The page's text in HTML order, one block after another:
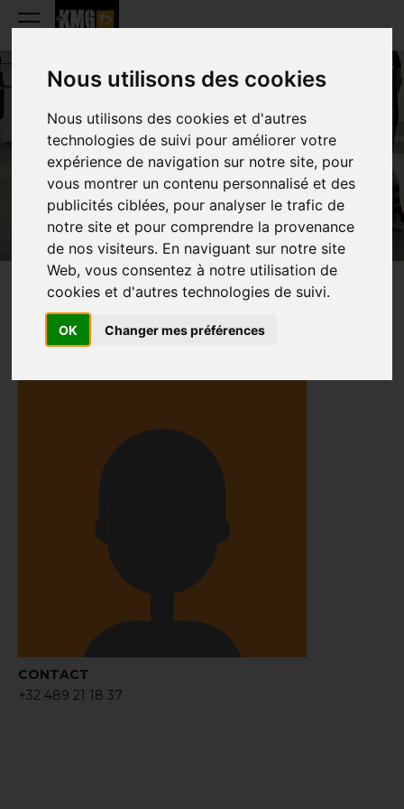
Nous utilisons des cookies
Nous utilisons des cookies et d'autres
technologies de suivi pour améliorer votre
expérience de navigation sur notre site, pour
vous montrer un contenu personnalisé et des
publicités ciblées, pour analyser le trafic de
notre site et pour comprendre la provenance
de nos visiteurs. En naviguant sur notre site
Web, vous consentez à notre utilisation de
cookies et d'autres technologies de suivi.
OK Changer mes préférences
MEROUANE BEKHTI
PRÉSENTATION
CONTACT
+32 489 21 18 37